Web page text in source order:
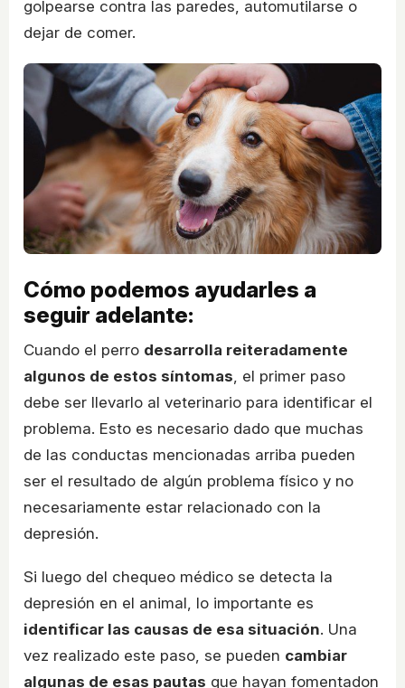
golpearse contra las paredes, automutilarse o
dejar de comer.
Cómo podemos ayudarles a
seguir adelante:
Cuando el perro desarrolla reiteradamente
algunos de estos síntomas, el primer paso
debe ser llevarlo al veterinario para identificar el
problema. Esto es necesario dado que muchas
de las conductas mencionadas arriba pueden
ser el resultado de algún problema físico y no
necesariamente estar relacionado con la
depresión.
Si luego del chequeo médico se detecta la
depresión en el animal, lo importante es
identificar las causas de esa situación. Una
vez realizado este paso, se pueden cambiar
algunas de esas pautas que hayan fomentadon